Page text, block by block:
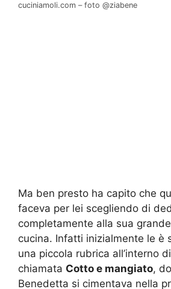
cuciniamoli.com – foto @ziabene
Ma ben presto ha capito che
faceva per lei scegliendo di
completamente alla sua
cucina. Infatti inizialmente le è
una piccola rubrica all’interno
chiamata Cotto e mangiato,
Benedetta si cimentava nella